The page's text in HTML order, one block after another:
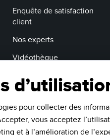
Enquête de satisfaction
client
Nos experts
Vidéothèque
pour collecter des
vous acceptez
et à l’amélioration de